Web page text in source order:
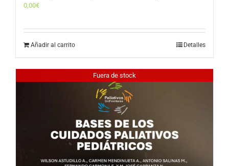
0,00€
Añadir al carrito Detalles
Fuera de stock